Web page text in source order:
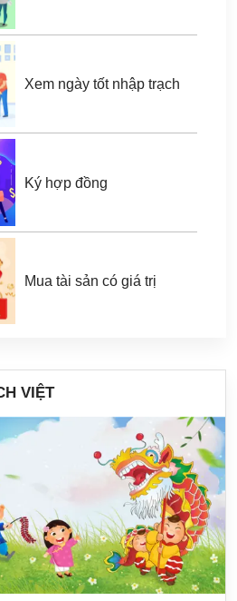
Xem ngày tốt nhập trạch
Ký hợp đồng
Mua tài sản có giá trị
VIỆT